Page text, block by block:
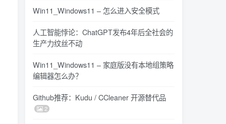
Win11_Windows11 – 怎么进入安全模式
人工智能悖论：ChatGPT发布4年后全社会的
生产力纹丝不动
Win11_Windows11 – 家庭版没有本地组策略
编辑器怎么办？
Github推荐：Kudu / CCleaner 开源替代品
2